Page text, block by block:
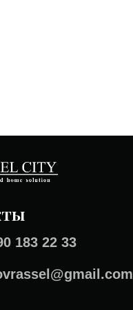
183 22 33